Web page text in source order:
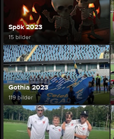
Spök 2023
15 bilder
Gothia 2023
119 bilder